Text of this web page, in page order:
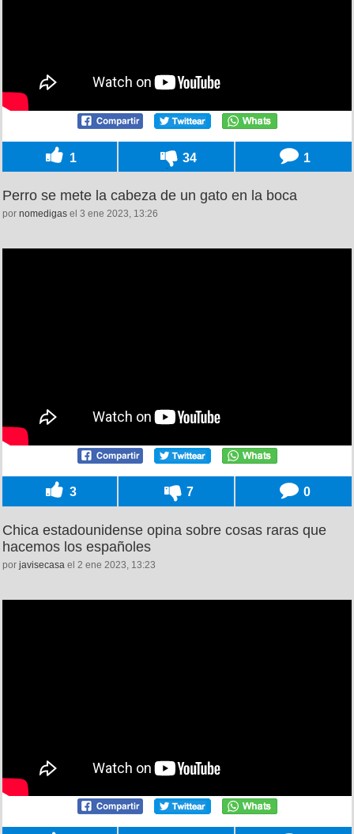
1 34 1
Perro se mete la cabeza de un gato en la boca
por nomedigas el 3 ene 2023, 13:26
3 7 0
Chica estadounidense opina sobre cosas raras que
hacemos los españoles
por javisecasa el 2 ene 2023, 13:23